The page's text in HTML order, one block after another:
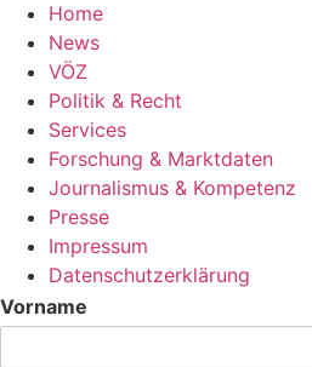
Home
News
VÖZ
Politik & Recht
Services
Forschung & Marktdaten
Journalismus & Kompetenz
Presse
Impressum
Datenschutzerklärung
Vorname